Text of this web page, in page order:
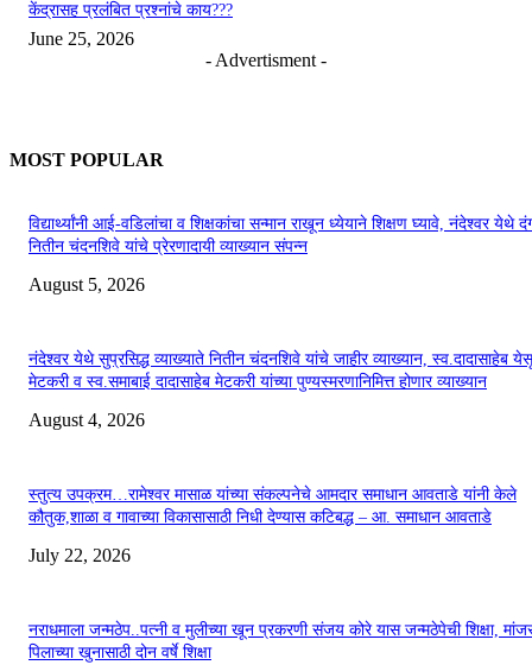
केंद्रासह प्रलंबित प्रश्नांचे काय???
June 25, 2026
- Advertisment -
MOST POPULAR
विद्यार्थ्यांनी आई-वडिलांचा व शिक्षकांचा सन्मान राखून ध्येयाने शिक्षण घ्यावे, नंदेश्वर येथे
नितीन चंदनशिवे यांचे प्रेरणादायी व्याख्यान संपन्न
August 5, 2026
नंदेश्वर येथे सुप्रसिद्ध व्याख्याते नितीन चंदनशिवे यांचे जाहीर व्याख्यान, स्व.दादासाहेब येसू
मेटकरी व स्व.समाबाई दादासाहेब मेटकरी यांच्या पुण्यस्मरणानिमित्त होणार व्याख्यान
August 4, 2026
स्तुत्य उपक्रम…रामेश्वर मासाळ यांच्या संकल्पनेचे आमदार समाधान आवताडे यांनी केले
कौतुक,शाळा व गावाच्या विकासासाठी निधी देण्यास कटिबद्ध – आ. समाधान आवताडे
July 22, 2026
नराधमाला जन्मठेप..पत्नी व मुलीच्या खून प्रकरणी संजय कोरे यास जन्मठेपेची शिक्षा,
पिलाच्या खुनासाठी दोन वर्षे शिक्षा